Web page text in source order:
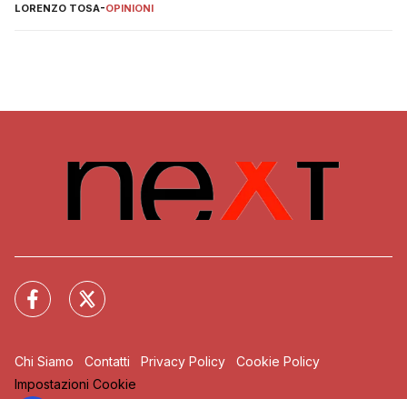
LORENZO TOSA-OPINIONI
Chi Siamo Contatti Privacy Policy
Cookie Policy
Impostazioni Cookie